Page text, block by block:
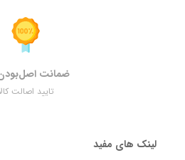
ضمانت اصل‌بودن
تایید اصالت
لینک های مفید